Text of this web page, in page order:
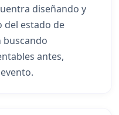
diseñando y
del estado de
buscando
antes,